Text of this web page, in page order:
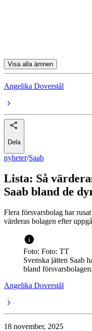
Visa alla ämnen
Angelika Doverstål
Dela
nyheter/Saab
Lista: Så
Saab bland de
Flera försvarsbolag har
värderas bolagen efter
Foto: Foto: TT
Svenska jätten Saab
bland försvarsbolagen.
Angelika Doverstål
18 november, 2025